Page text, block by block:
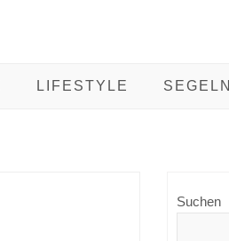
LIFESTYLE SEGELN
Suchen